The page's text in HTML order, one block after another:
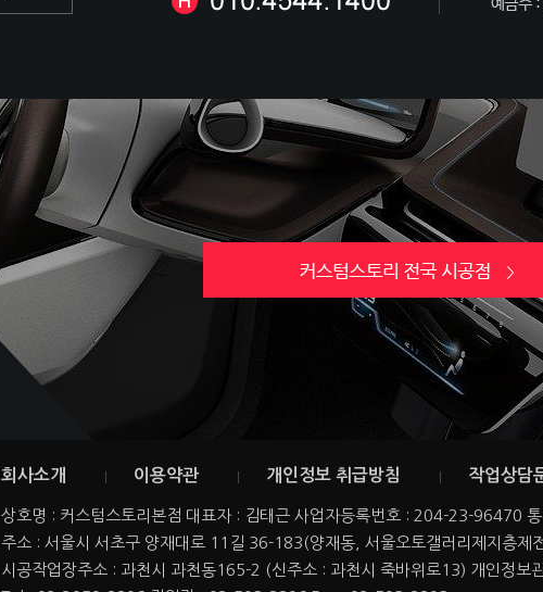
회사소개 이용약관 개인정보 취급방침 작업상담
상호명 : 커스텀스토리본점 대표자 : 김태근 사업자등록번호 : 204-23-96470
주소 : 서울시 서초구 양재대로 11길 36-183(양재동, 서울오토갤러리제지층제
시공작업장주소 : 과천시 과천동165-2 (신주소 : 과천시 죽바위로13) 개인정보